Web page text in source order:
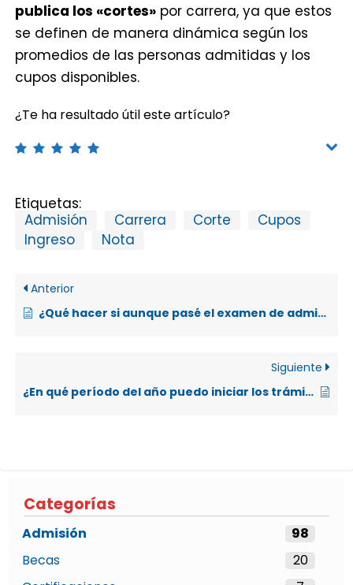
Categorías
Admisión
98
Becas
20
publica los «cortes» por carrera, ya que estos
se definen de manera dinámica según los
promedios de las personas admitidas y los
cupos disponibles.
¿Te ha resultado útil este artículo?
Etiquetas:
Admisión
Carrera Corte
Cupos
Ingreso
Nota
Anterior
¿Qué hacer si aunque pasé el examen de admisión, no realicé el trámite de congelar la nota?
Siguiente
¿En qué período del año puedo iniciar los trámites para el examen de admisión, para ingresar al siguiente año lectivo?